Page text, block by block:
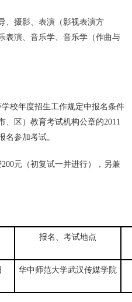
摄影、表演（影视表演方
表演、音乐学、音乐学（作曲与
校年度招生工作规定中报名条件
区）教育考试机构公章的2011
名参加考试。
元（初复试一并进行），另兼
报名、考试地点
华中师范大学武汉传媒学院